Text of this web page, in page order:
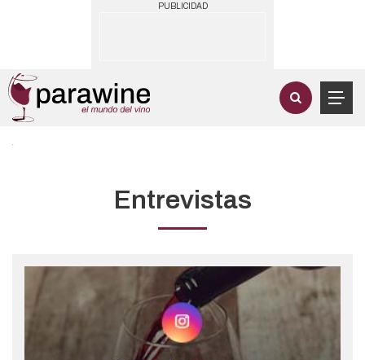
PUBLICIDAD
Entrevistas